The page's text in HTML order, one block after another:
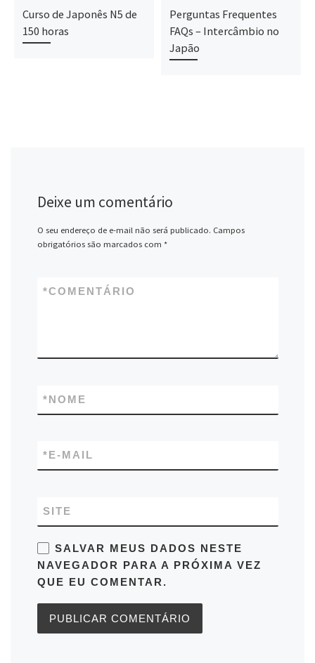
Curso de Japonês N5 de
150 horas
Perguntas Frequentes
FAQs – Intercâmbio no
Japão
Deixe um comentário
O seu endereço de e-mail não será publicado. Campos
obrigatórios são marcados com *
COMENTÁRIO
*
NOME
*
E-MAIL
*
SITE
SALVAR MEUS DADOS NESTE
NAVEGADOR PARA A PRÓXIMA VEZ
QUE EU COMENTAR.